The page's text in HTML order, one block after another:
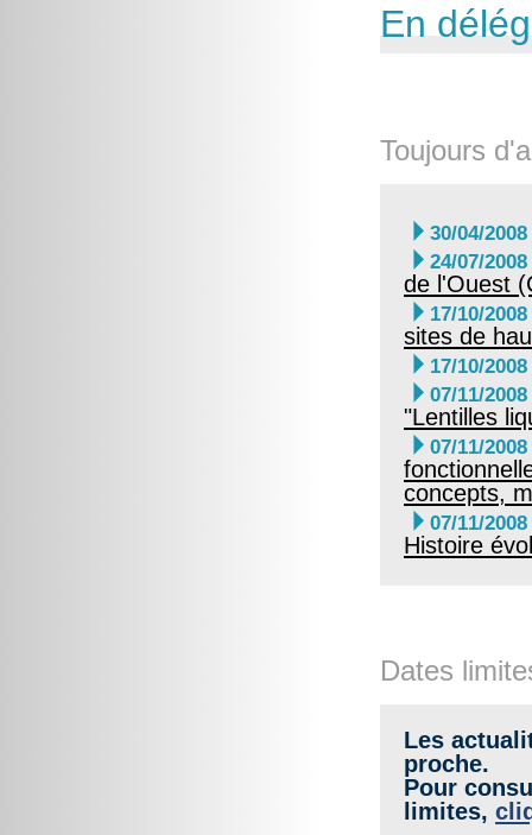
En
Toujours
 30/04/2008
 24/07/2008
de l'Ouest
 17/10/2008
sites de
 17/10/2008
 07/11/2008
"Lentilles
 07/11/2008
concepts,
 07/11/2008
Histoire
Dates
Les
proche.
Pour
limites,